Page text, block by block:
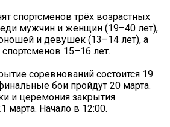
спортсменов трёх возрастных
мужчин и женщин (19–40 лет),
и девушек (13–14 лет), а
15–16 лет.
соревнований состоится 19
бои пройдут 20 марта.
и церемония закрытия
марта. Начало в 12:00.